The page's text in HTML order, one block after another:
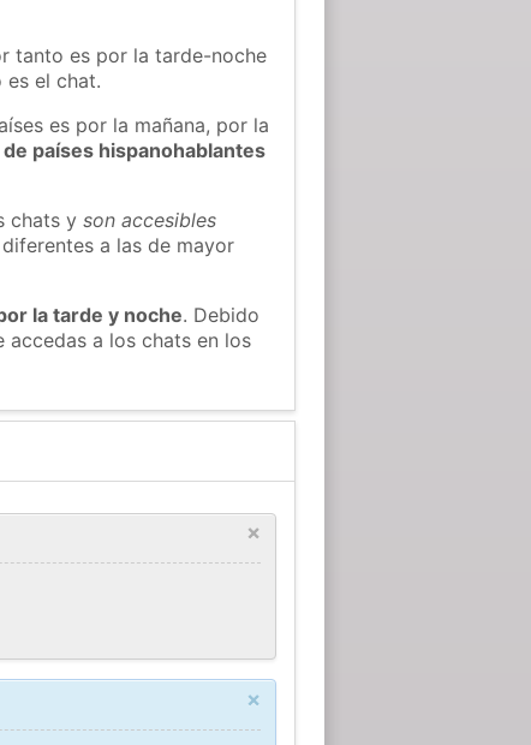
tanto es por la tarde-noche
el chat.
es por la mañana, por la
países hispanohablantes
chats yson accesibles
a las de mayor
la tarde y noche. Debido
accedas a los chats en los
×
×